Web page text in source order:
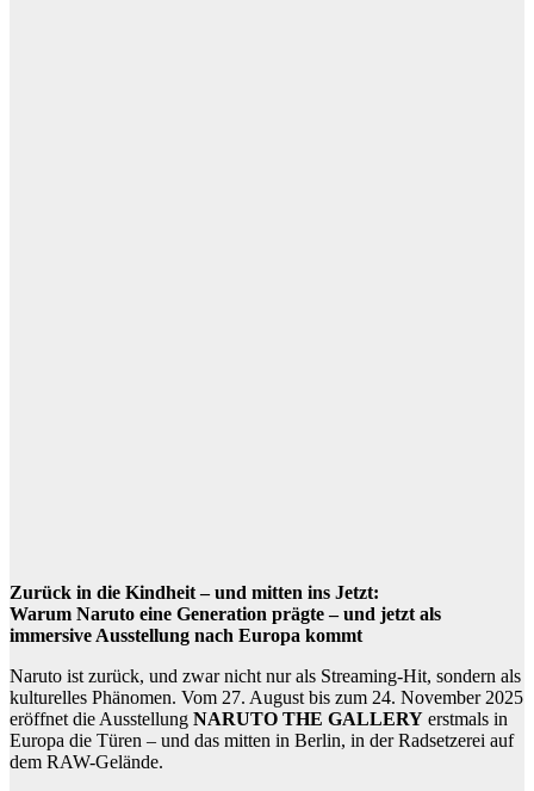
Zurück in die Kindheit – und mitten ins Jetzt:
Warum Naruto eine Generation prägte – und jetzt als
immersive Ausstellung nach Europa kommt
Naruto ist zurück, und zwar nicht nur als Streaming-Hit, sondern als
kulturelles Phänomen. Vom 27. August bis zum 24. November 2025
eröffnet die Ausstellung NARUTO THE GALLERY erstmals in
Europa die Türen – und das mitten in Berlin, in der Radsetzerei auf
dem RAW-Gelände.